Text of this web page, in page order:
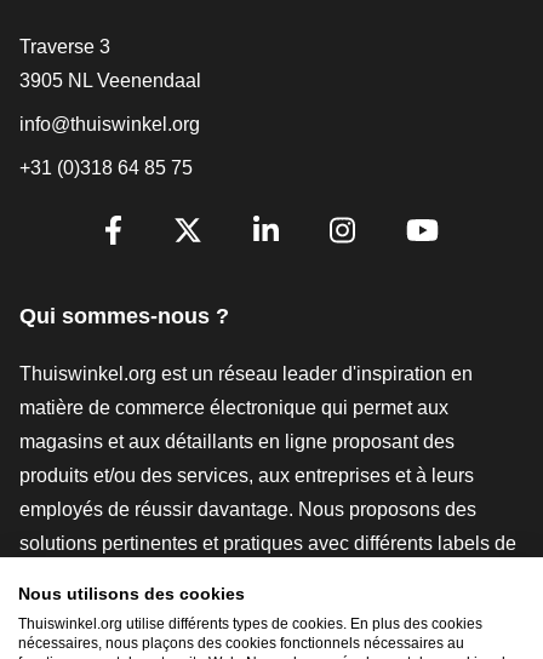
[_General:Contact]
Traverse 3
3905 NL Veenendaal
info@thuiswinkel.org
+31 (0)318 64 85 75
[_General:SocialMediaTitle]
Qui sommes-nous ?
Thuiswinkel.org est un réseau leader d'inspiration en
matière de commerce électronique qui permet aux
magasins et aux détaillants en ligne proposant des
produits et/ou des services, aux entreprises et à leurs
employés de réussir davantage. Nous proposons des
solutions pertinentes et pratiques avec différents labels de
études de marché, et nous disposons de notre propre
Nous utilisons des cookies
Thuiswinkel.org utilise différents types de cookies. En plus des cookies
nécessaires, nous plaçons des cookies fonctionnels nécessaires au